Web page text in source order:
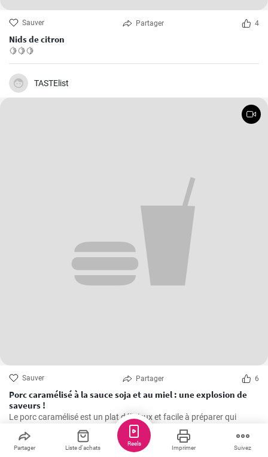
Sauver Partager 4
Nids de citron
🍋🍋🍋
TASTElist
Sauver Partager 6
Porc caramélisé à la sauce soja et au miel : une explosion de
saveurs !
Le porc caramélisé est un plat délicieux et facile à préparer qui
combine la douceur du miel avec la saveur salée de la sauce soja
Partager Liste d'achats Imprimer Suivez
Reels